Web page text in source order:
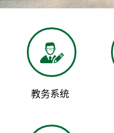
教务系统